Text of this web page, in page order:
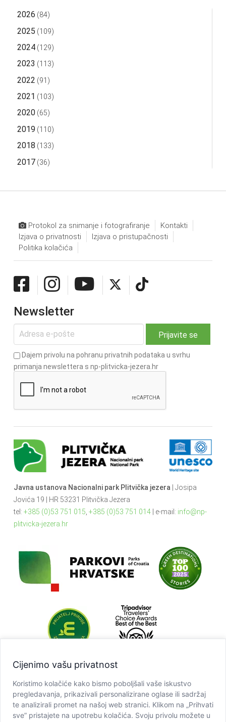
Cijenimo vašu privatnost
Koristimo kolačiće kako bismo poboljšali vaše iskustvo
pregledavanja, prikazivali personalizirane oglase ili sadržaj
te analizirali promet na našoj web stranici. Klikom na „Prihvati
sve” pristajete na upotrebu kolačića. Svoju privolu možete u
2026 (84)
2025 (109)
2024(129)
2023 (113)
2022 (91)
2021 (103)
2020(65)
2019 (110)
2018 (133)
2017(36)
Protokol za snimanje i fotografiranje
Kontakti
Izjava o privatnosti
Izjava o pristupačnosti
Politika kolačića
Newsletter
Dajem privolu na pohranu privatnih podataka u svrhu
primanja newslettera s np-plitvicka-jezera.hr
Javna ustanova Nacionalni park Plitvička jezera| Josipa
Jovića 19 | HR 53231 Plitvička Jezera
tel: +385 (0)53 751 015, +385 (0)53 751 014| e-mail: info@np-
plitvicka-jezera.hr